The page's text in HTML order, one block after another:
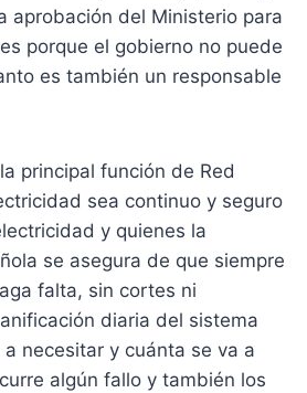
aprobación del Ministerio para
porque el gobierno no puede
es también un responsable
principal función de Red
sea continuo y seguro
y quienes la
se asegura de que siempre
falta, sin cortes ni
diaria del sistema
necesitar y cuánta se va a
algún fallo y también los